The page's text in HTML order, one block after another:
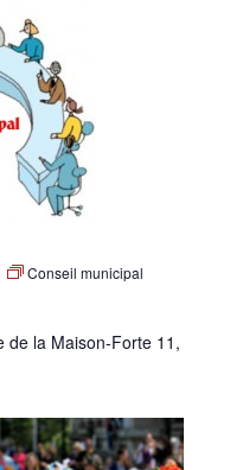
Conseil municipal
de la Maison-Forte 11,